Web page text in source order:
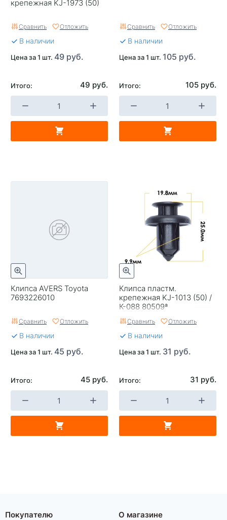
крепежная KJ-1973 (50)
Сравнить Отложить
В наличии
Цена за 1 шт. 49 руб.
Итого: 49 руб.
Сравнить Отложить
В наличии
Цена за 1 шт. 105 руб.
Итого: 105 руб.
Клипса AVERS Toyota
7693226010
Сравнить Отложить
В наличии
Цена за 1 шт. 45 руб.
Итого: 45 руб.
Клипса пластм.
крепежная KJ-1013 (50) /
К-088 80509ª
Сравнить Отложить
В наличии
Цена за 1 шт. 31 руб.
Итого: 31 руб.
Покупателю О магазине